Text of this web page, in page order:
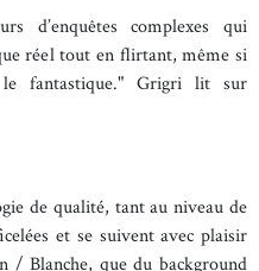
d’enquêtes complexes qui
réel tout en flirtant, même si
le fantastique." Grigri lit sur
de qualité, tant au niveau de
et se suivent avec plaisir
/ Blanche, que du background